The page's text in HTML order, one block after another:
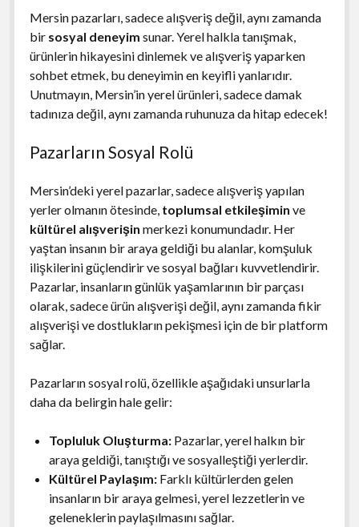
Mersin pazarları, sadece alışveriş değil, aynı zamanda
bir sosyal deneyim sunar. Yerel halkla tanışmak,
ürünlerin hikayesini dinlemek ve alışveriş yaparken
sohbet etmek, bu deneyimin en keyifli yanlarıdır.
Unutmayın, Mersin’in yerel ürünleri, sadece damak
tadınıza değil, aynı zamanda ruhunuza da hitap edecek!
Pazarların Sosyal Rolü
Mersin’deki yerel pazarlar, sadece alışveriş yapılan
yerler olmanın ötesinde, toplumsal etkileşimin ve
kültürel alışverişin merkezi konumundadır. Her
yaştan insanın bir araya geldiği bu alanlar, komşuluk
ilişkilerini güçlendirir ve sosyal bağları kuvvetlendirir.
Pazarlar, insanların günlük yaşamlarının bir parçası
olarak, sadece ürün alışverişi değil, aynı zamanda fikir
alışverişi ve dostlukların pekişmesi için de bir platform
sağlar.
Pazarların sosyal rolü, özellikle aşağıdaki unsurlarla
daha da belirgin hale gelir:
Topluluk Oluşturma:Pazarlar, yerel halkın bir
araya geldiği, tanıştığı ve sosyalleştiği yerlerdir.
Kültürel Paylaşım:Farklı kültürlerden gelen
insanların bir araya gelmesi, yerel lezzetlerin ve
geleneklerin paylaşılmasını sağlar.